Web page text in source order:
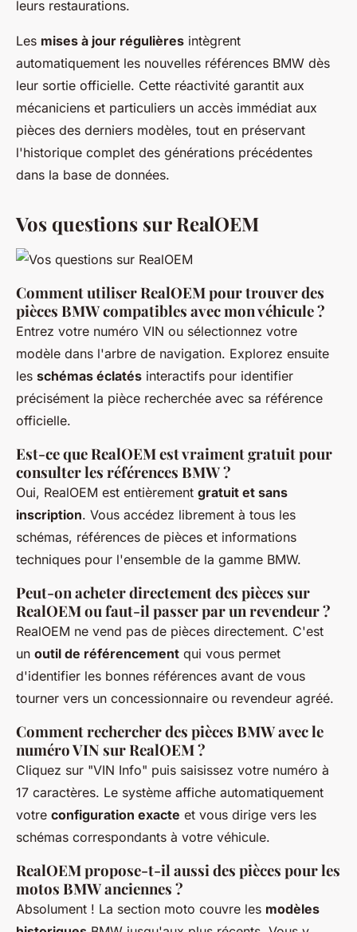
leurs restaurations.
Les mises à jour régulières intègrent
automatiquement les nouvelles références BMW dès
leur sortie officielle. Cette réactivité garantit aux
mécaniciens et particuliers un accès immédiat aux
pièces des derniers modèles, tout en préservant
l'historique complet des générations précédentes
dans la base de données.
Vos questions sur RealOEM
Comment utiliser RealOEM pour trouver des
pièces BMW compatibles avec mon véhicule ?
Entrez votre numéro VIN ou sélectionnez votre
modèle dans l'arbre de navigation. Explorez ensuite
les schémas éclatés interactifs pour identifier
précisément la pièce recherchée avec sa référence
officielle.
Est-ce que RealOEM est vraiment gratuit pour
consulter les références BMW ?
Oui, RealOEM est entièrement gratuit et sans
inscription. Vous accédez librement à tous les
schémas, références de pièces et informations
techniques pour l'ensemble de la gamme BMW.
Peut-on acheter directement des pièces sur
RealOEM ou faut-il passer par un revendeur ?
RealOEM ne vend pas de pièces directement. C'est
un outil de référencement qui vous permet
d'identifier les bonnes références avant de vous
tourner vers un concessionnaire ou revendeur agréé.
Comment rechercher des pièces BMW avec le
numéro VIN sur RealOEM ?
Cliquez sur "VIN Info" puis saisissez votre numéro à
17 caractères. Le système affiche automatiquement
votre configuration exacte et vous dirige vers les
schémas correspondants à votre véhicule.
RealOEM propose-t-il aussi des pièces pour les
motos BMW anciennes ?
Absolument ! La section moto couvre les modèles